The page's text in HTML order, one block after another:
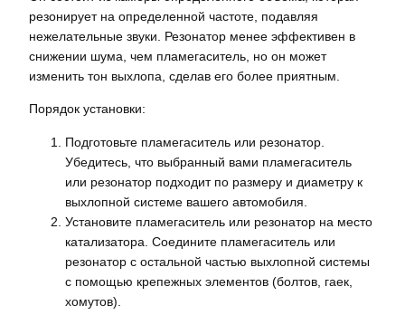
резонирует на определенной частоте, подавляя
нежелательные звуки. Резонатор менее эффективен в
снижении шума, чем пламегаситель, но он может
изменить тон выхлопа, сделав его более приятным.
Порядок установки:
Подготовьте пламегаситель или резонатор.
Убедитесь, что выбранный вами пламегаситель
или резонатор подходит по размеру и диаметру к
выхлопной системе вашего автомобиля.
Установите пламегаситель или резонатор на место
катализатора. Соедините пламегаситель или
резонатор с остальной частью выхлопной системы
с помощью крепежных элементов (болтов, гаек,
хомутов).